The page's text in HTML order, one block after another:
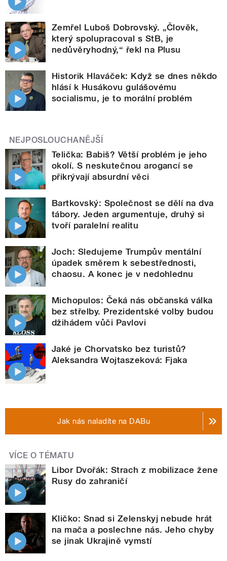
Zemřel Luboš Dobrovský. „Člověk,
který spolupracoval s StB, je
nedůvěryhodný,“ řekl na Plusu
Historik Hlaváček: Když se dnes někdo
hlásí k Husákovu gulášovému
socialismu, je to morální problém
NEJPOSLOUCHANĚJŠÍ
Telička: Babiš? Větší problém je jeho
okolí. S neskutečnou arogancí se
přikrývají absurdní věci
Bartkovský: Společnost se dělí na dva
tábory. Jeden argumentuje, druhý si
tvoří paralelní realitu
Joch: Sledujeme Trumpův mentální
úpadek směrem k sebestřednosti,
chaosu. A konec je v nedohlednu
Michopulos: Čeká nás občanská válka
bez střelby. Prezidentské volby budou
džihádem vůči Pavlovi
Jaké je Chorvatsko bez turistů?
Aleksandra Wojtaszeková: Fjaka
Jak nás naladíte na DABu
VÍCE O TÉMATU
Libor Dvořák: Strach z mobilizace žene
Rusy do zahraničí
Kličko: Snad si Zelenskyj nebude hrát
na mača a poslechne nás. Jeho chyby
se jinak Ukrajině vymstí